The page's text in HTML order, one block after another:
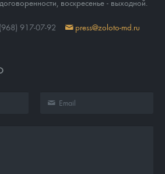
воскресенье - выходной.
917-07-92 press@zoloto-md.ru